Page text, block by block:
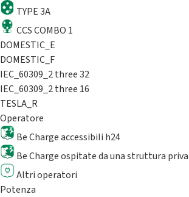
TYPE 3A
CCS COMBO 1
DOMESTIC_E
DOMESTIC_F
IEC_60309_2 three 32
IEC_60309_2 three 16
TESLA_R
Operatore
Be Charge accessibili h24
Be Charge ospitate da una struttura
Altri operatori
Potenza